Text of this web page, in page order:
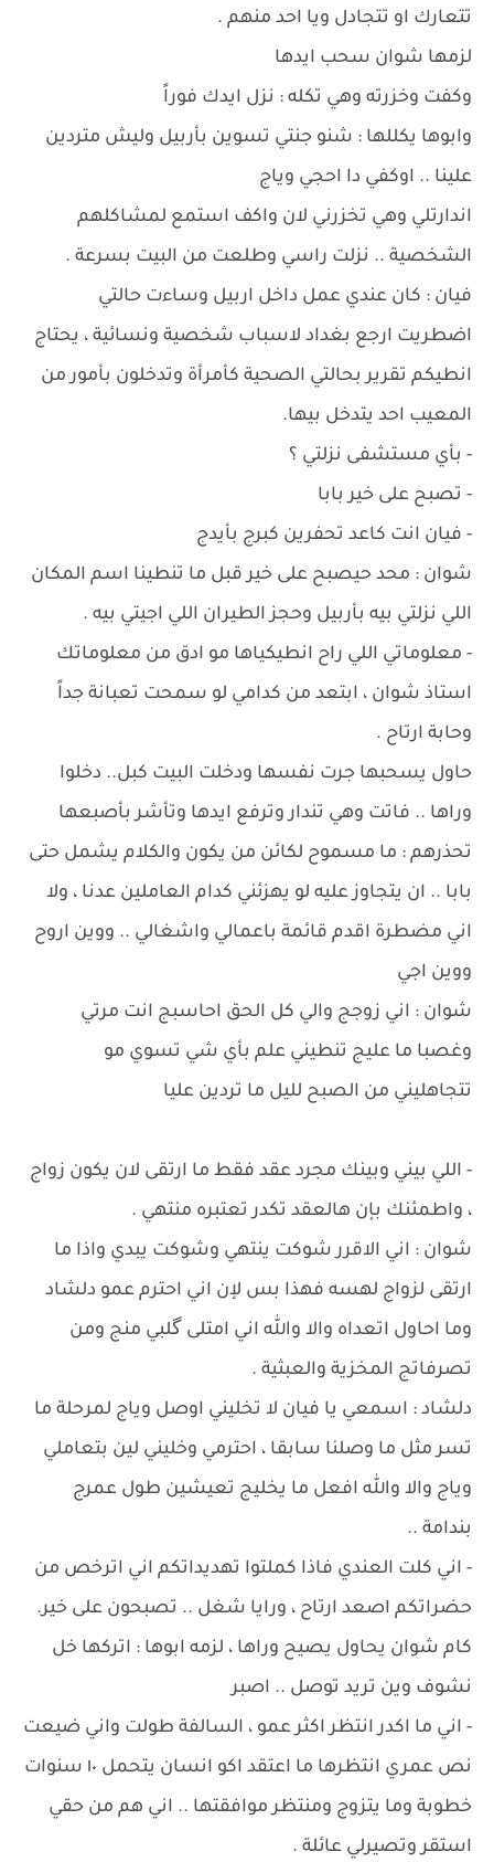
تتعارك او تتجادل ويا احد منهم .
لزمها شوان سحب ايدها
وكفت وخزرته وهي تكله : نزل ايدك فوراً
وابوها يكللها : شنو جنتي تسوين بأربيل وليش متردين
علينا .. اوكفي دا احجي وياج
اندارتلي وهي تخزرني لان واكف استمع لمشاكلهم
الشخصية .. نزلت راسي وطلعت من البيت بسرعة .
فيان : كان عندي عمل داخل اربيل وساءت حالتي
اضطريت ارجع بغداد لاسباب شخصية ونسائية ، يحتاج
انطيكم تقرير بحالتي الصحية كأمرأة وتدخلون بأمور من
المعيب احد يتدخل بيها.
- بأي مستشفى نزلتي ؟
- تصبح على خير بابا
- فيان انت كاعد تحفرين كبرج بأيدج
شوان : محد حيصبح على خير قبل ما تنطينا اسم المكان
اللي نزلتي بيه بأربيل وحجز الطيران اللي اجيتي بيه .
- معلوماتي اللي راح انطيكياها مو ادق من معلوماتك
استاذ شوان ، ابتعد من كدامي لو سمحت تعبانة جداً
وحابة ارتاح .
حاول يسحبها جرت نفسها ودخلت البيت كبل.. دخلوا
وراها .. فاتت وهي تندار وترفع ايدها وتأشر بأصبعها
تحذرهم : ما مسموح لكائن من يكون والكلام يشمل حتى
بابا .. ان يتجاوز عليه لو يهزئني كدام العاملين عدنا ، ولا
اني مضطرة اقدم قائمة باعمالي واشغالي .. ووين اروح
ووين اجي
شوان : اني زوجج والي كل الحق احاسبج انت مرتي
وغصبا ما عليج تنطيني علم بأي شي تسوي مو
تتجاهليني من الصبح لليل ما تردين عليا
- اللي بيني وبينك مجرد عقد فقط ما ارتقى لان يكون زواج
، واطمئنك بإن هالعقد تكدر تعتبره منتهي .
شوان : اني الاقرر شوكت ينتهي وشوكت يبدي واذا ما
ارتقى لزواج لهسه فهذا بس لإن اني احترم عمو دلشاد
وما احاول اتعداه والا والله اني امتلى گلبي منج ومن
تصرفاتج المخزية والعبثية .
دلشاد : اسمعي يا فيان لا تخليني اوصل وياج لمرحلة ما
تسر مثل ما وصلنا سابقا ، احترمي وخليني لين بتعاملي
وياج والا والله افعل ما يخليج تعيشين طول عمرج
بندامة ..
- اني كلت العندي فاذا كملتوا تهديداتكم اني اترخص من
حضراتكم اصعد ارتاح ، ورايا شغل .. تصبحون على خير.
كام شوان يحاول يصيح وراها ، لزمه ابوها : اتركها خل
نشوف وين تريد توصل .. اصبر
- اني ما اكدر انتظر اكثر عمو ، السالفة طولت واني ضيعت
نص عمري انتظرها ما اعتقد اكو انسان يتحمل ١٠ سنوات
خطوبة وما يتزوج ومنتظر موافقتها .. اني هم من حقي
استقر وتصيرلي عائلة .